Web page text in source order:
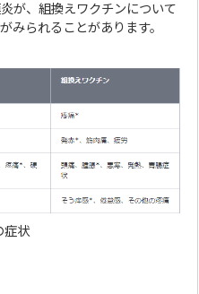
が、組換えワクチンについて
みられることがあります。
症状